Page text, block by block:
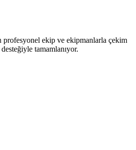
profesyonel ekip ve ekipmanlarla çekim
tamamlanıyor.